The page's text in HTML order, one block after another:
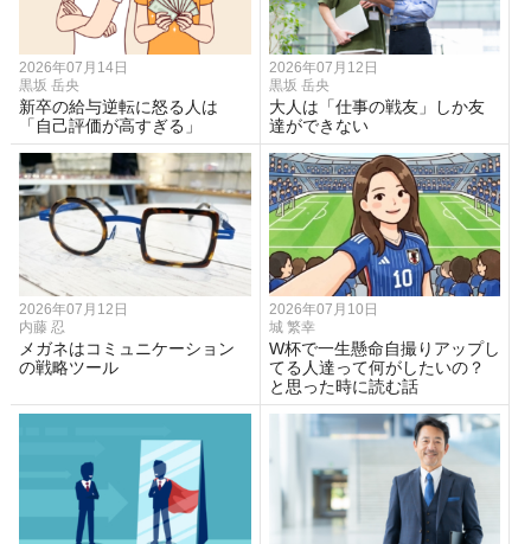
2026年07月14日
黒坂 岳央
新卒の給与逆転に怒る人は
「自己評価が高すぎる」
2026年07月12日
黒坂 岳央
大人は「仕事の戦友」しか友
達ができない
2026年07月12日
内藤 忍
メガネはコミュニケーション
の戦略ツール
2026年07月10日
城 繁幸
W杯で一生懸命自撮りアップし
てる人達って何がしたいの？
と思った時に読む話